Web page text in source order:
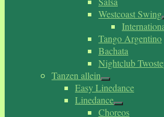
Westcoast Swing
Tango Argentino
Bachata
Nightclub
Tanzen allein
Easy Linedance
Linedance
Choreos